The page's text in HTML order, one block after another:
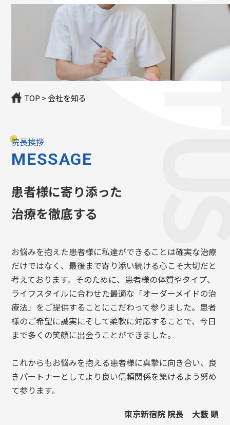
TOP > 会社を知る
院長挨拶
MESSAGE
患者様に寄り添った
治療を徹底する
お悩みを抱えた患者様に私達ができることは確実な治療
だけではなく、最後まで寄り添い続ける心こそ大切だと
考えております。そのために、患者様の体質やタイプ、
ライフスタイルに合わせた最適な「オーダーメイドの治
療法」をご提供することにこだわって参りました。患者
様のご希望に誠実にそして柔軟に対応することで、今日
まで多くの笑顔に出会うことができました。
これからもお悩みを抱える患者様に真摯に向き合い、良
きパートナーとしてより良い信頼関係を築けるよう努め
て参ります。
東京新宿院 院長 大藪 顕